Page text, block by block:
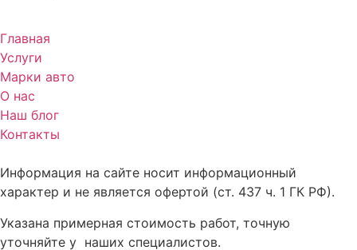
Главная
Услуги
Марки авто
О нас
Наш блог
Контакты
Информация на сайте носит информационный
характер и не является офертой (ст. 437 ч. 1 ГК РФ).
Указана примерная стоимость работ, точную
уточняйте у наших специалистов.